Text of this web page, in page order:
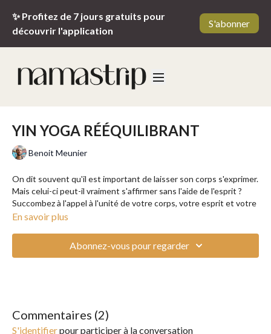
✨ Profitez de 7 jours gratuits pour
découvrir l'application
S'abonner
YIN YOGA RÉÉQUILIBRANT
Benoit Meunier
On dit souvent qu'il est important de laisser son corps s'exprimer.
Mais celui-ci peut-il vraiment s'affirmer sans l'aide de l'esprit ?
Succombez à l'appel à l'unité de votre corps, votre esprit et votre
cœur dans ce cours de Yin Yoga dispensé par Benoit.
lâcher-prise, basée sur la médecine traditionnelle chinoise.
En savoir plus
Abonnez-vous pour regarder
Commentaires (2)
S'identifierpour participer à la conversation